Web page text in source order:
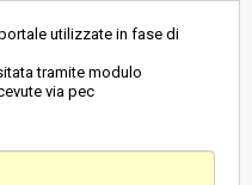
utilizzate in fase di
tramite modulo
via pec